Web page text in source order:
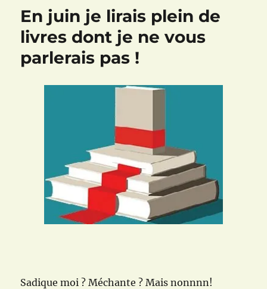
2014
du
livre
de
poche
de
juin
et
la
sélection
de
En juin je lirais plein de
livres dont je ne vous
parlerais pas !
Sadique moi ? Méchante ? Mais nonnnn!